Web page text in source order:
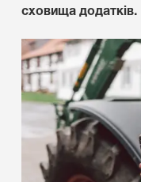
сховища додатків.